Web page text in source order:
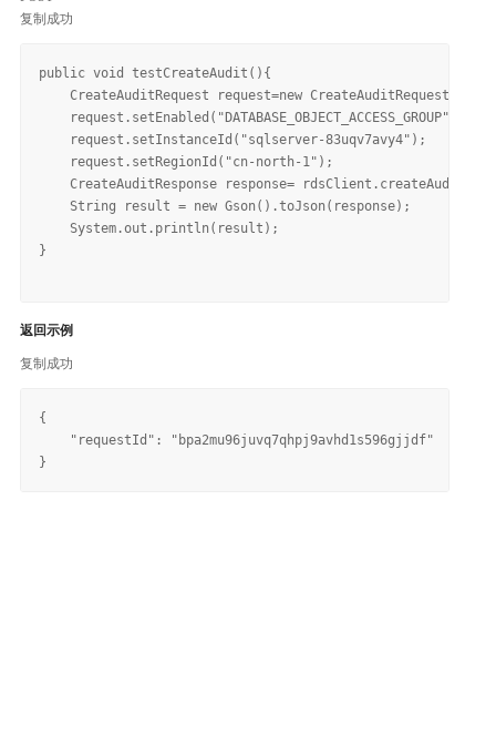
复制成功
public void testCreateAudit(){
    CreateAuditRequest request=new CreateAuditRequest();
    request.setEnabled("DATABASE_OBJECT_ACCESS_GROUP");
    request.setInstanceId("sqlserver-83uqv7avy4");
    request.setRegionId("cn-north-1");
CreateAuditResponse response=
    String result = new Gson().toJson(response);
    System.out.println(result);
}
返回示例
复制成功
{
    "requestId": "bpa2mu96juvq7qhpj9avhd1s596gjjdf"